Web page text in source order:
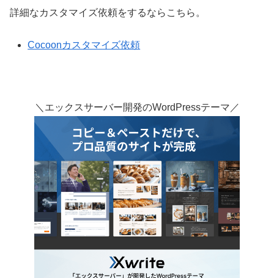
詳細なカスタマイズ依頼をするならこちら。
Cocoonカスタマイズ依頼
＼エックスサーバー開発のWordPressテーマ／